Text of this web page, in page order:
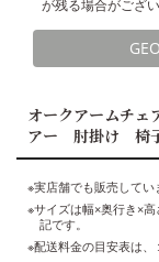
が残る場合がござい
オークアームチ
アー 肘掛け 椅
※実店舗でも販売してい
※サイズは幅×奥行き×
記です。
※配送料金の目安表は、